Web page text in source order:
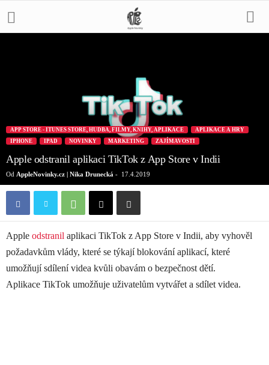
APP STORE - ITUNES STORE, HUDBA, FILMY, KNIHY, APLIKACE
APLIKACE A HRY
IPHONE
IPAD NOVINKY MARKETING ZAJÍMAVOSTI
Apple odstranil aplikaci TikTok z App Store v Indii
Od AppleNovinky.cz | Nika Drunecká - 17.4.2019
Apple odstranil aplikaci TikTok z App Store v Indii, aby vyhověl
požadavkům vlády, které se týkají blokování aplikací, které
umožňují sdílení videa kvůli obavám o bezpečnost dětí.
Aplikace TikTok umožňuje uživatelům vytvářet a sdílet videa.